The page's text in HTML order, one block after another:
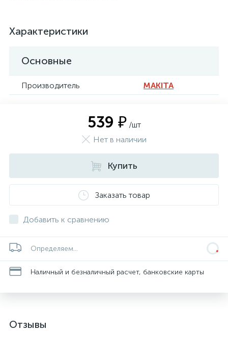
Характеристики
Основные
Производитель MAKITA
539 ₽ /шт
Нет в наличии
Купить
Заказать товар
Добавить к сравнению
Определяем...
Наличный и безналичный расчет, банковские карты
Отзывы